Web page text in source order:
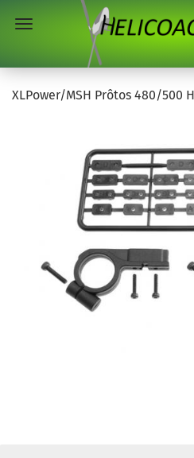
XLPower/MSH Prôtos 480/500